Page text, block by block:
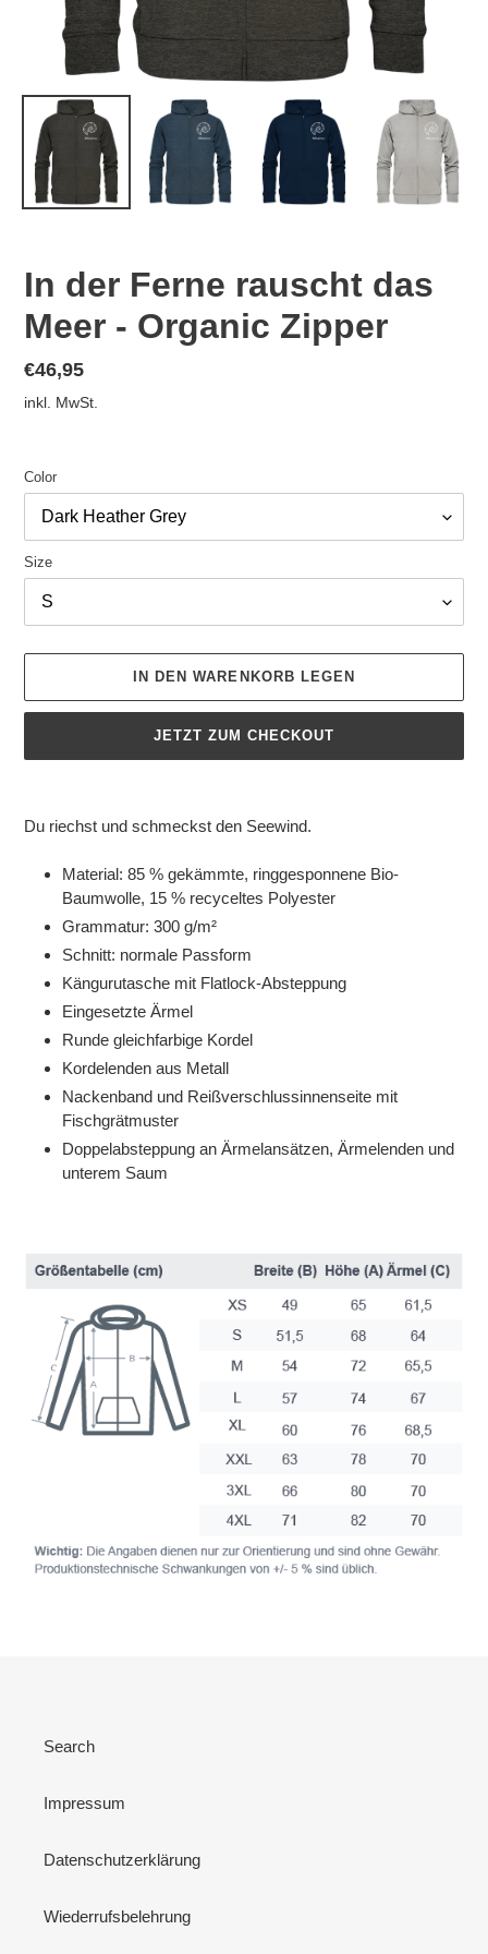
In der Ferne rauscht das
Meer - Organic Zipper
Normaler
Preis
€46,95
inkl. MwSt.
Color
Size
IN DEN WARENKORB LEGEN
JETZT ZUM CHECKOUT
zum
hinzugefügt
Du riechst und schmeckst den Seewind.
Material: 85 % gekämmte, ringgesponnene Bio-
Baumwolle, 15 % recyceltes Polyester
Grammatur: 300 g/m²
Schnitt: normale Passform
Kängurutasche mit Flatlock-Absteppung
Eingesetzte Ärmel
Runde gleichfarbige Kordel
Kordelenden aus Metall
Nackenband und Reißverschlussinnenseite mit
Fischgrätmuster
Doppelabsteppung an Ärmelansätzen, Ärmelenden und
unterem Saum
Search
Impressum
Datenschutzerklärung
Wiederrufsbelehrung